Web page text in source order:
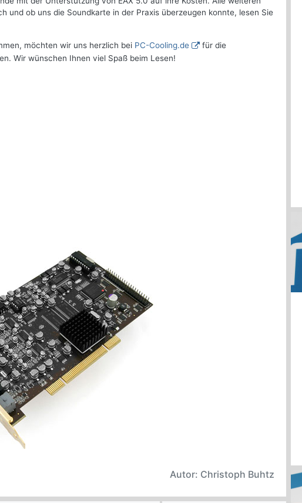
und ob uns die Soundkarte in der Praxis überzeugen konnte, lesen Sie
möchten wir uns herzlich bei PC-Cooling.de
für die
Wir wünschen Ihnen viel Spaß beim Lesen!
Autor: Christoph Buhtz